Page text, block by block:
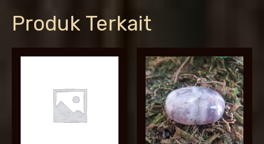
Produk Terkait